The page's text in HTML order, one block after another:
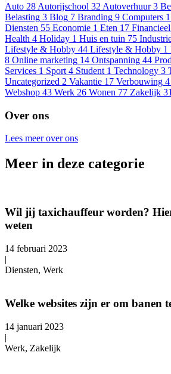
Auto 28 Autorijschool 32 Autoverhuur 3
Belasting 3 Blog 7 Branding 9 Computers 1
Diensten 55 Economie 1 Eten 17 Financieel
Health 4 Holiday 1 Huis en tuin 75
Lifestyle & Hobby 44 Lifestyle & Hobby 1
8 Online marketing 14 Ontspanning 44
Services 1 Sport 4 Student 1 Technology 3
Uncategorized 2 Vakantie 17 Verbouwing 4
Webshop 43 Werk 26 Wonen 77 Zakelijk 31
Over ons
Lees meer over ons
Meer in deze categorie
Wil jij taxichauffeur worden?
weten
14 februari 2023
|
Diensten, Werk
Welke websites zijn er om banen
14 januari 2023
|
Werk, Zakelijk